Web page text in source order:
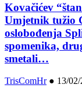
Kovačićev
Umjetnik tužio
oslobođenja
spomenika,
smetali…
TrisComHr● 13/